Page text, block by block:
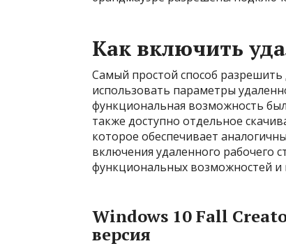
Как включить
Самый простой способ
использовать параметры
функциональная возможность
также доступно отдельное
которое обеспечивает
включения удаленного рабочего
функциональных возможностей
Windows 10 Fall
версия